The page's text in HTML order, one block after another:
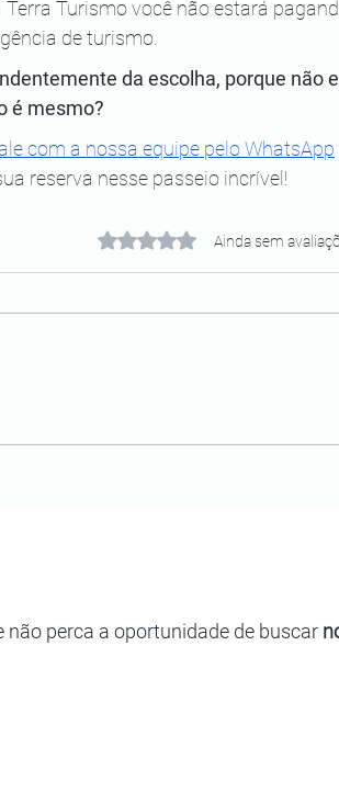
Turismo você não estará
de turismo.
da escolha, porque não
é mesmo?
com a nossa equipe pelo WhatsApp
reserva nesse passeio incrível!
Avaliado com 0 de 5
Ainda sem
não perca a oportunidade de buscar